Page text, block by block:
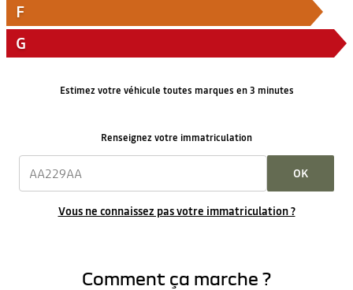
F
G
Estimez votre véhicule toutes marques en 3 minutes
Renseignez votre immatriculation
OK
Vous ne connaissez pas votre immatriculation ?
Comment ça marche ?